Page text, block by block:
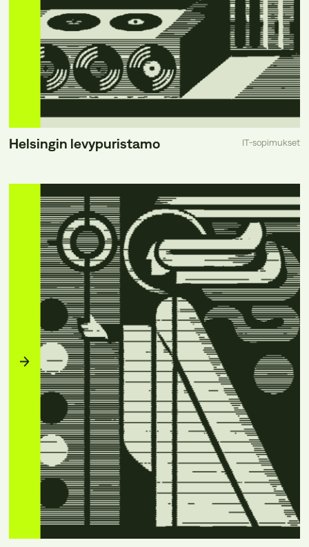
Helsingin levypuristamo IT-sopimukset